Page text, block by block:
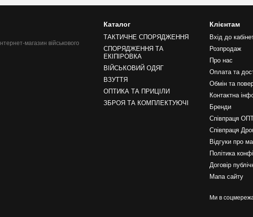
Інтернет-магазин військового
Каталог
ТАКТИЧНЕ СПОРЯДЖЕННЯ
СПОРЯДЖЕННЯ ТА
ЕКІПІРОВКА
ВІЙСЬКОВИЙ ОДЯГ
ВЗУТТЯ
ОПТИКА ТА ПРИЦІЛИ
ЗБРОЯ ТА КОМПЛЕКТУЮЧІ
Клієнтам
Вхід до
Розпродаж
Про нас
Оплата та
Обмін та
Контактна
Бренди
Співпраця
Співпраця
Відгуки про
Політика
Договір
Мапа сайту
Ми в